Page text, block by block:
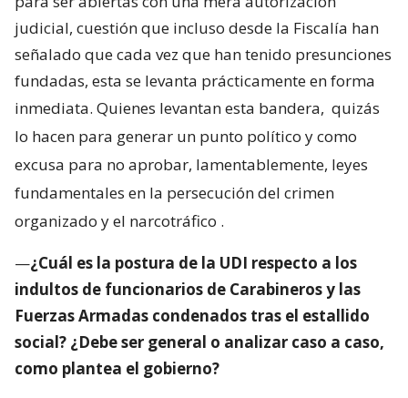
judicial, cuestión que incluso desde la Fiscalía han
señalado que cada vez que han tenido presunciones
fundadas, esta se levanta prácticamente en forma
inmediata. Quienes levantan esta bandera, quizás
lo hacen para generar un punto político y como
excusa para no aprobar, lamentablemente, leyes
fundamentales en la persecución del crimen
organizado y el narcotráfico .
—¿Cuál es la postura de la UDI respecto a los
indultos de funcionarios de Carabineros y las
Fuerzas Armadas condenados tras el estallido
social? ¿Debe ser general o analizar caso a caso,
como plantea el gobierno?